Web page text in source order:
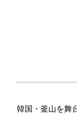
韓国・釜山を舞